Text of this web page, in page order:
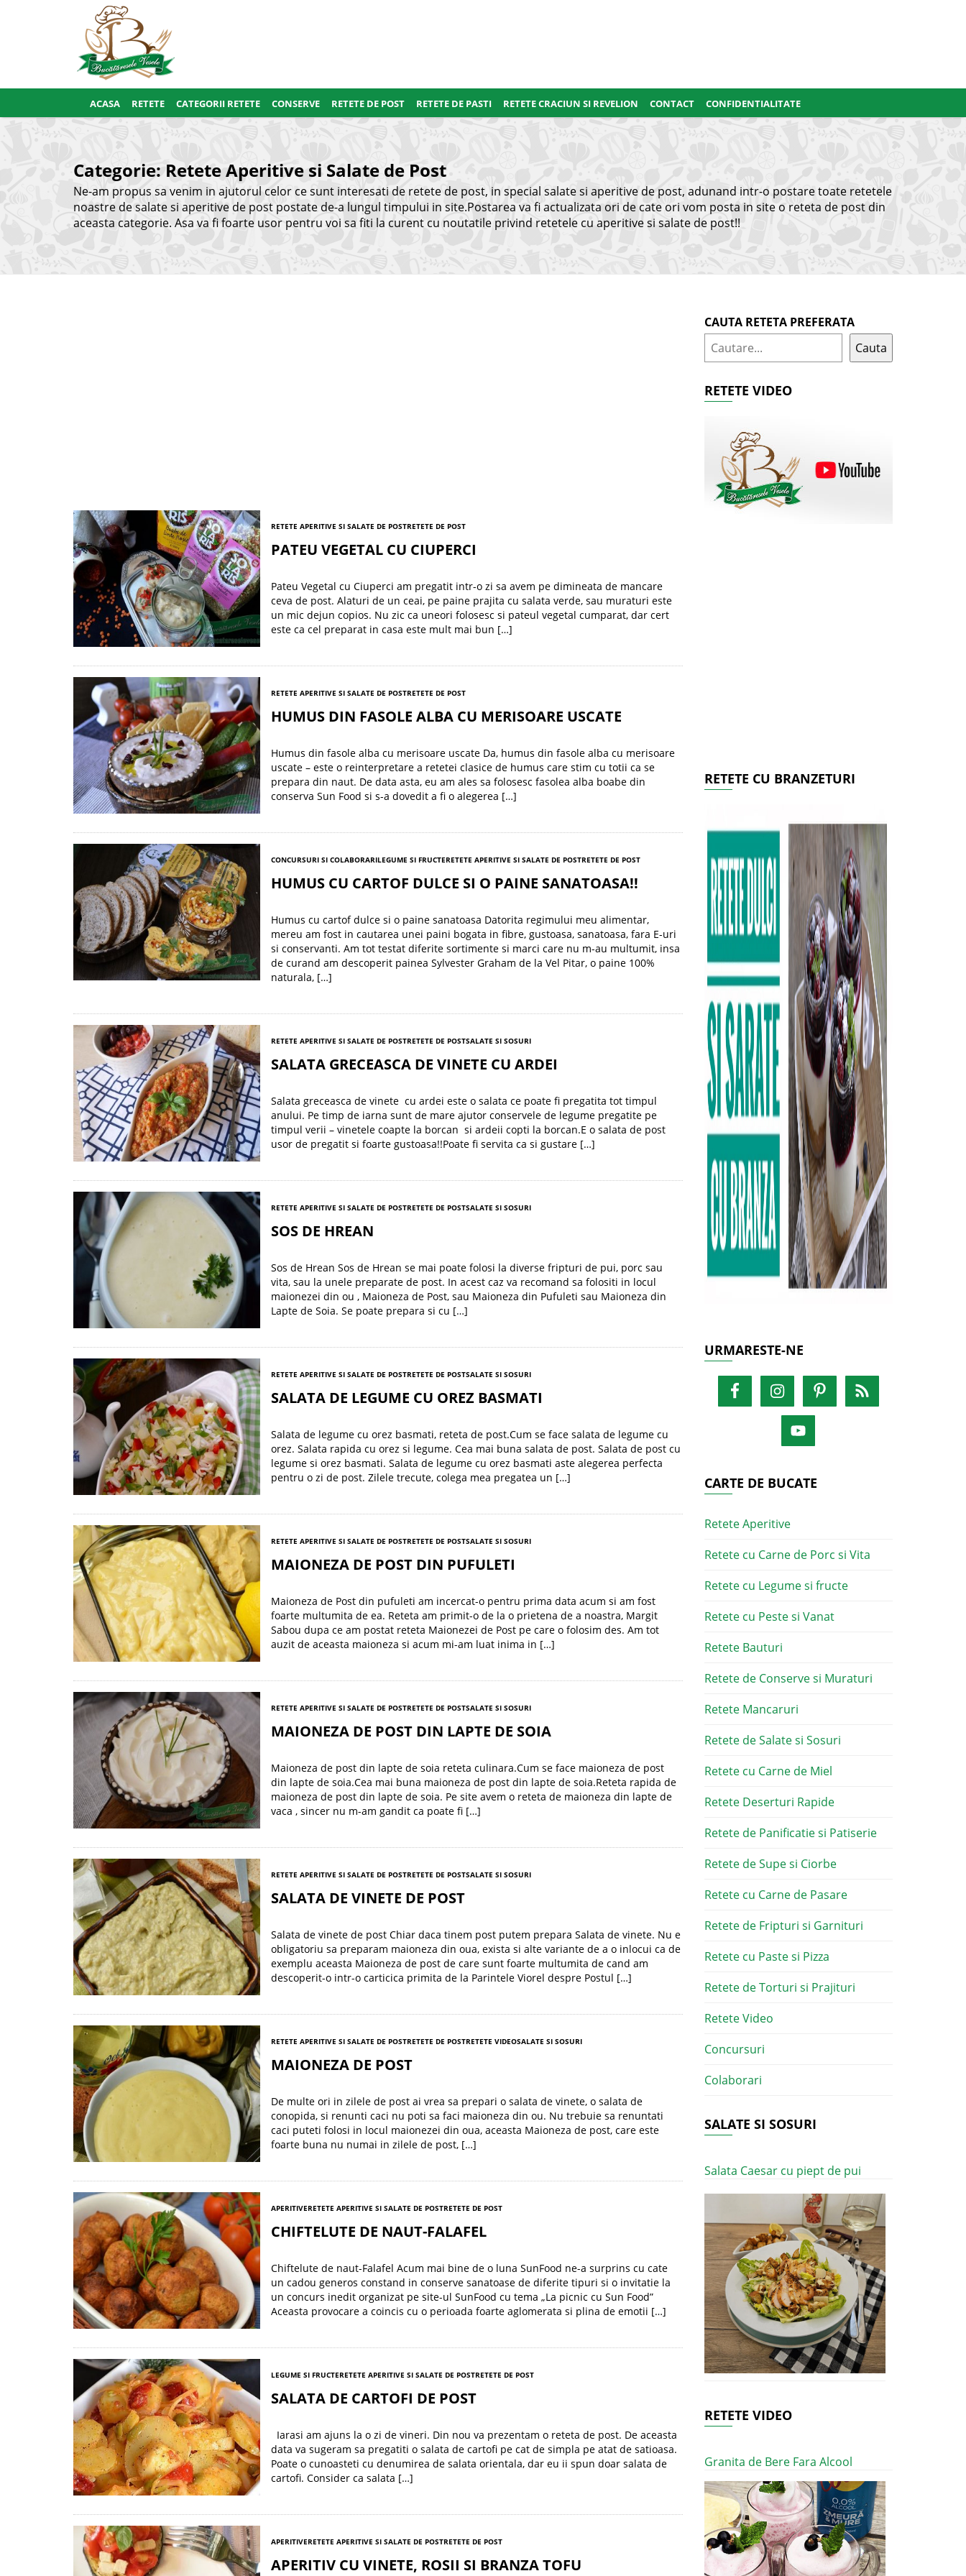
ACASA RETETE CATEGORII RETETE CONSERVE RETETE DE POST RETETE DE PASTI RETETE CRACIUN SI REVELION CONTACT CONFIDENTIALITATE
Categorie: Retete Aperitive si Salate de Post
Ne-am propus sa venim in ajutorul celor ce sunt interesati de retete de post, in special salate si aperitive de post, adunand intr-o postare toate retetele
noastre de salate si aperitive de post postate de-a lungul timpului in site.Postarea va fi actualizata ori de cate ori vom posta in site o reteta de post din
aceasta categorie. Asa va fi foarte usor pentru voi sa fiti la curent cu noutatile privind retetele cu aperitive si salate de post!!
RETETE APERITIVE SI SALATE DE POSTRETETE DE POST
PATEU VEGETAL CU CIUPERCI
Pateu Vegetal cu Ciuperci am pregatit intr-o zi sa avem pe dimineata de mancare
ceva de post. Alaturi de un ceai, pe paine prajita cu salata verde, sau muraturi este
un mic dejun copios. Nu zic ca uneori folosesc si pateul vegetal cumparat, dar cert
este ca cel preparat in casa este mult mai bun […]
RETETE APERITIVE SI SALATE DE POSTRETETE DE POST
HUMUS DIN FASOLE ALBA CU MERISOARE USCATE
Humus din fasole alba cu merisoare uscate Da, humus din fasole alba cu merisoare
uscate – este o reinterpretare a retetei clasice de humus care stim cu totii ca se
prepara din naut. De data asta, eu am ales sa folosesc fasolea alba boabe din
conserva Sun Food si s-a dovedit a fi o alegerea […]
CONCURSURI SI COLABORARILEGUME SI FRUCTERETETE APERITIVE SI SALATE DE POSTRETETE DE POST
HUMUS CU CARTOF DULCE SI O PAINE SANATOASA!!
Humus cu cartof dulce si o paine sanatoasa Datorita regimului meu alimentar,
mereu am fost in cautarea unei paini bogata in fibre, gustoasa, sanatoasa, fara E-uri
si conservanti. Am tot testat diferite sortimente si marci care nu m-au multumit, insa
de curand am descoperit painea Sylvester Graham de la Vel Pitar, o paine 100%
naturala, […]
RETETE APERITIVE SI SALATE DE POSTRETETE DE POSTSALATE SI SOSURI
SALATA GRECEASCA DE VINETE CU ARDEI
Salata greceasca de vinete cu ardei este o salata ce poate fi pregatita tot timpul
anului. Pe timp de iarna sunt de mare ajutor conservele de legume pregatite pe
timpul verii – vinetele coapte la borcan si ardeii copti la borcan.E o salata de post
usor de pregatit si foarte gustoasa!!Poate fi servita ca si gustare […]
RETETE APERITIVE SI SALATE DE POSTRETETE DE POSTSALATE SI SOSURI
SOS DE HREAN
Sos de Hrean Sos de Hrean se mai poate folosi la diverse fripturi de pui, porc sau
vita, sau la unele preparate de post. In acest caz va recomand sa folositi in locul
maionezei din ou , Maioneza de Post, sau Maioneza din Pufuleti sau Maioneza din
Lapte de Soia. Se poate prepara si cu […]
RETETE APERITIVE SI SALATE DE POSTRETETE DE POSTSALATE SI SOSURI
SALATA DE LEGUME CU OREZ BASMATI
Salata de legume cu orez basmati, reteta de post.Cum se face salata de legume cu
orez. Salata rapida cu orez si legume. Cea mai buna salata de post. Salata de post cu
legume si orez basmati. Salata de legume cu orez basmati aste alegerea perfecta
pentru o zi de post. Zilele trecute, colega mea pregatea un […]
RETETE APERITIVE SI SALATE DE POSTRETETE DE POSTSALATE SI SOSURI
MAIONEZA DE POST DIN PUFULETI
Maioneza de Post din pufuleti am incercat-o pentru prima data acum si am fost
foarte multumita de ea. Reteta am primit-o de la o prietena de a noastra, Margit
Sabou dupa ce am postat reteta Maionezei de Post pe care o folosim des. Am tot
auzit de aceasta maioneza si acum mi-am luat inima in […]
RETETE APERITIVE SI SALATE DE POSTRETETE DE POSTSALATE SI SOSURI
MAIONEZA DE POST DIN LAPTE DE SOIA
Maioneza de post din lapte de soia reteta culinara.Cum se face maioneza de post
din lapte de soia.Cea mai buna maioneza de post din lapte de soia.Reteta rapida de
maioneza de post din lapte de soia. Pe site avem o reteta de maioneza din lapte de
vaca , sincer nu m-am gandit ca poate fi […]
RETETE APERITIVE SI SALATE DE POSTRETETE DE POSTSALATE SI SOSURI
SALATA DE VINETE DE POST
Salata de vinete de post Chiar daca tinem post putem prepara Salata de vinete. Nu e
obligatoriu sa preparam maioneza din oua, exista si alte variante de a o inlocui ca de
exemplu aceasta Maioneza de post de care sunt foarte multumita de cand am
descoperit-o intr-o carticica primita de la Parintele Viorel despre Postul […]
RETETE APERITIVE SI SALATE DE POSTRETETE DE POSTRETETE VIDEOSALATE SI SOSURI
MAIONEZA DE POST
De multe ori in zilele de post ai vrea sa prepari o salata de vinete, o salata de
conopida, si renunti caci nu poti sa faci maioneza din ou. Nu trebuie sa renuntati
caci puteti folosi in locul maionezei din oua, aceasta Maioneza de post, care este
foarte buna nu numai in zilele de post, […]
APERITIVERETETE APERITIVE SI SALATE DE POSTRETETE DE POST
CHIFTELUTE DE NAUT-FALAFEL
Chiftelute de naut-Falafel Acum mai bine de o luna SunFood ne-a surprins cu cate
un cadou generos constand in conserve sanatoase de diferite tipuri si o invitatie la
un concurs inedit organizat pe site-ul SunFood cu tema „La picnic cu Sun Food”
Aceasta provocare a coincis cu o perioada foarte aglomerata si plina de emotii […]
LEGUME SI FRUCTERETETE APERITIVE SI SALATE DE POSTRETETE DE POST
SALATA DE CARTOFI DE POST
Iarasi am ajuns la o zi de vineri. Din nou va prezentam o reteta de post. De aceasta
data va sugeram sa pregatiti o salata de cartofi pe cat de simpla pe atat de satioasa.
Poate o cunoasteti cu denumirea de salata orientala, dar eu ii spun doar salata de
cartofi. Consider ca salata […]
APERITIVERETETE APERITIVE SI SALATE DE POSTRETETE DE POST
APERITIV CU VINETE, ROSII SI BRANZA TOFU
CAUTA RETETA PREFERATA
Cauta
RETETE VIDEO
RETETE CU BRANZETURI
URMARESTE-NE
CARTE DE BUCATE
Retete Aperitive
Retete cu Carne de Porc si Vita
Retete cu Legume si fructe
Retete cu Peste si Vanat
Retete Bauturi
Retete de Conserve si Muraturi
Retete Mancaruri
Retete de Salate si Sosuri
Retete cu Carne de Miel
Retete Deserturi Rapide
Retete de Panificatie si Patiserie
Retete de Supe si Ciorbe
Retete cu Carne de Pasare
Retete de Fripturi si Garnituri
Retete cu Paste si Pizza
Retete de Torturi si Prajituri
Retete Video
Concursuri
Colaborari
SALATE SI SOSURI
Salata Caesar cu piept de pui
RETETE VIDEO
Granita de Bere Fara Alcool